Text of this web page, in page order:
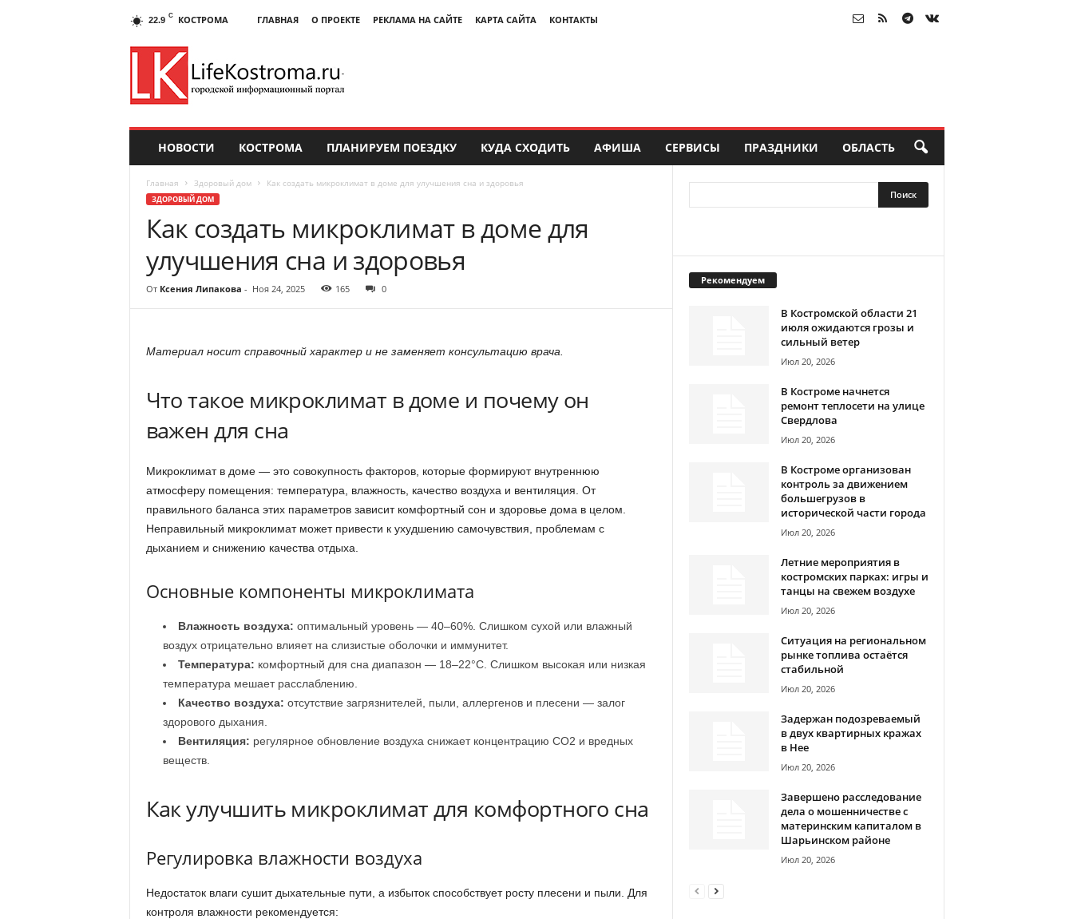
22.9 C КОСТРОМА ГЛАВНАЯ О ПРОЕКТЕ РЕКЛАМА НА САЙТЕ КАРТА САЙТА КОНТАКТЫ
НОВОСТИ КОСТРОМА ПЛАНИРУЕМ ПОЕЗДКУ КУДА СХОДИТЬ АФИША СЕРВИСЫ ПРАЗДНИКИ ОБЛАСТЬ
Главная Здоровый дом Как создать микроклимат в доме для улучшения сна и здоровья
ЗДОРОВЫЙ ДОМ
Как создать микроклимат в доме для
улучшения сна и здоровья
От Ксения Липакова - Ноя 24, 2025 165 0
Материал носит справочный характер и не заменяет консультацию врача.
Что такое микроклимат в доме и почему он
важен для сна
Микроклимат в доме — это совокупность факторов, которые формируют внутреннюю
атмосферу помещения: температура, влажность, качество воздуха и вентиляция. От
правильного баланса этих параметров зависит комфортный сон и здоровье дома в целом.
Неправильный микроклимат может привести к ухудшению самочувствия, проблемам с
дыханием и снижению качества отдыха.
Основные компоненты микроклимата
Влажность воздуха: оптимальный уровень — 40–60%. Слишком сухой или влажный
воздух отрицательно влияет на слизистые оболочки и иммунитет.
Температура: комфортный для сна диапазон — 18–22°C. Слишком высокая или низкая
температура мешает расслаблению.
Качество воздуха: отсутствие загрязнителей, пыли, аллергенов и плесени — залог
здорового дыхания.
Вентиляция: регулярное обновление воздуха снижает концентрацию CO2 и вредных
веществ.
Как улучшить микроклимат для комфортного сна
Регулировка влажности воздуха
Недостаток влаги сушит дыхательные пути, а избыток способствует росту плесени и пыли. Для
контроля влажности рекомендуется:
Рекомендуем
В Костромской области 21
июля ожидаются грозы и
сильный ветер
Июл 20, 2026
В Костроме начнется
ремонт теплосети на улице
Свердлова
Июл 20, 2026
В Костроме организован
контроль за движением
большегрузов в
исторической части города
Июл 20, 2026
Летние мероприятия в
костромских парках: игры и
танцы на свежем воздухе
Июл 20, 2026
Ситуация на региональном
рынке топлива остаётся
стабильной
Июл 20, 2026
Задержан подозреваемый
в двух квартирных кражах
в Нее
Июл 20, 2026
Завершено расследование
дела о мошенничестве с
материнским капиталом в
Шарьинском районе
Июл 20, 2026